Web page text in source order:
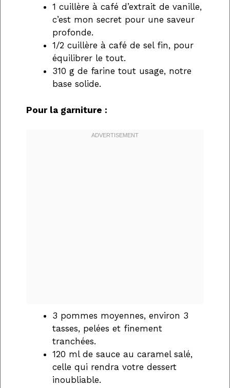
1 cuillère à café d’extrait de vanille,
c’est mon secret pour une saveur
profonde.
1/2 cuillère à café de sel fin, pour
équilibrer le tout.
310 g de farine tout usage, notre
base solide.
Pour la garniture :
3 pommes moyennes, environ 3
tasses, pelées et finement
tranchées.
120 ml de sauce au caramel salé,
celle qui rendra votre dessert
inoubliable.